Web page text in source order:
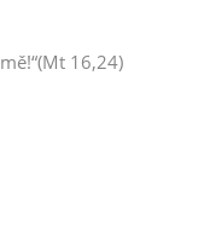
(Mt 16,24)